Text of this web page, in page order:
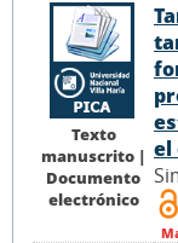
Texto
manuscrito |
Documento
electrónico
el